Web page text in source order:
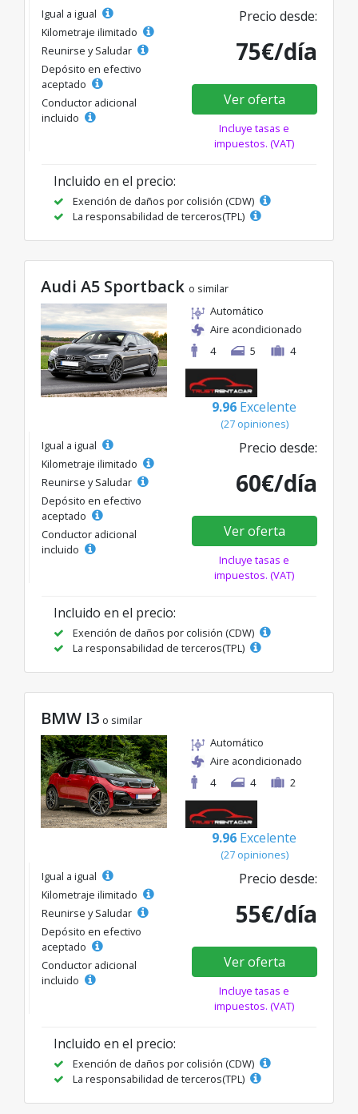
Igual a igual
Kilometraje ilimitado
Reunirse y Saludar
Depósito en efectivo
aceptado
Conductor adicional
incluido
Precio desde:
75€/día
Ver oferta
Incluye tasas e
impuestos. (VAT)
Incluido en el precio:
Exención de daños por colisión (CDW)
La responsabilidad de terceros(TPL)
Audi A5 Sportback o similar
Automático
Aire acondicionado
4
5 4
9.96 Excelente
(27 opiniones)
Igual a igual
Kilometraje ilimitado
Reunirse y Saludar
Depósito en efectivo
aceptado
Conductor adicional
incluido
Precio desde:
60€/día
Ver oferta
Incluye tasas e
impuestos. (VAT)
Incluido en el precio:
Exención de daños por colisión (CDW)
La responsabilidad de terceros(TPL)
BMW I3 o similar
Automático
Aire acondicionado
4
4 2
9.96 Excelente
(27 opiniones)
Igual a igual
Kilometraje ilimitado
Reunirse y Saludar
Depósito en efectivo
aceptado
Conductor adicional
incluido
Precio desde:
55€/día
Ver oferta
Incluye tasas e
impuestos. (VAT)
Incluido en el precio:
Exención de daños por colisión (CDW)
La responsabilidad de terceros(TPL)